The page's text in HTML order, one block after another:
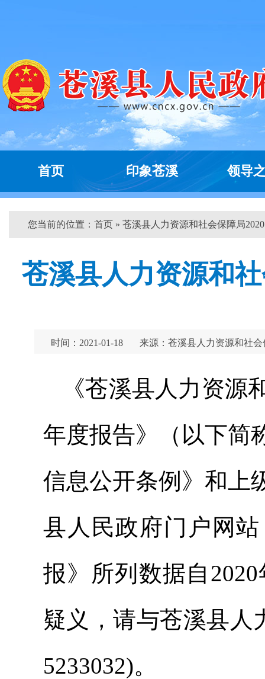
首页 印象苍溪 领导
您当前的位置： 首页 » 苍溪县人力资源和社会保障局
苍溪县人力资源和
时间：2021-01-18 来源：苍溪县人力资源和社会
《苍溪县人力资源
年度报告》（以下简
信息公开条例》和上
县人民政府门户网站
报》所列数据自
疑义，请与苍溪县人
5233032)。